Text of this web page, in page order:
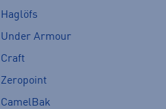
Haglöfs
Under Armour
Craft
Zeropoint
CamelBak